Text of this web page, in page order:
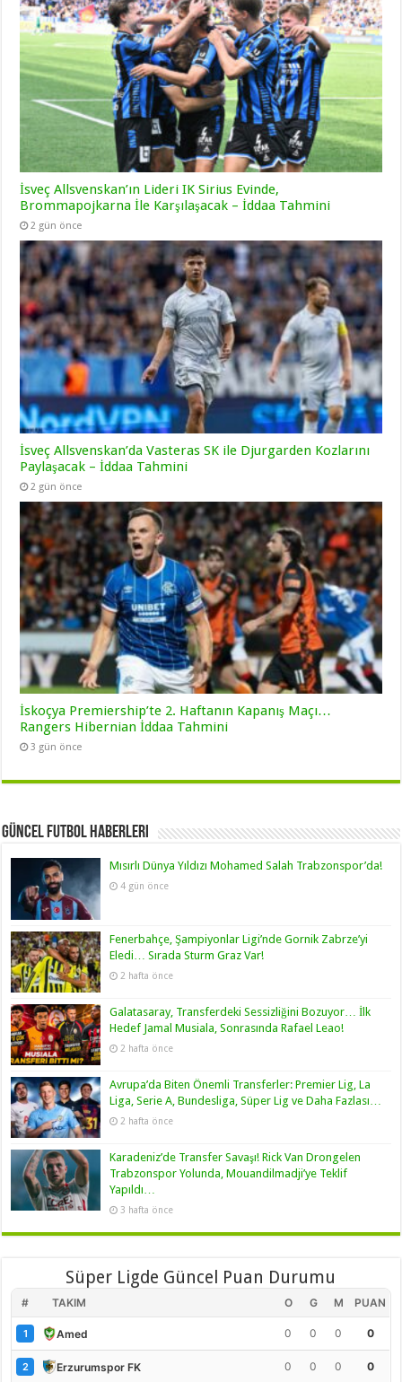
İsveç Allsvenskan’ın Lideri IK Sirius Evinde,
Brommapojkarna İle Karşılaşacak – İddaa Tahmini
2 gün önce
İsveç Allsvenskan’da Vasteras SK ile Djurgarden Kozlarını
Paylaşacak – İddaa Tahmini
2 gün önce
İskoçya Premiership’te 2. Haftanın Kapanış Maçı…
Rangers Hibernian İddaa Tahmini
3 gün önce
Güncel Futbol Haberleri
Mısırlı Dünya Yıldızı Mohamed Salah Trabzonspor’da!
4 gün önce
Fenerbahçe, Şampiyonlar Ligi’nde Gornik Zabrze’yi
Eledi… Sırada Sturm Graz Var!
2 hafta önce
Galatasaray, Transferdeki Sessizliğini Bozuyor… İlk
Hedef Jamal Musiala, Sonrasında Rafael Leao!
2 hafta önce
Avrupa’da Biten Önemli Transferler: Premier Lig, La
Liga, Serie A, Bundesliga, Süper Lig ve Daha Fazlası…
2 hafta önce
Karadeniz’de Transfer Savaşı! Rick Van Drongelen
Trabzonspor Yolunda, Mouandilmadji’ye Teklif
Yapıldı…
3 hafta önce
Süper Ligde Güncel Puan Durumu
# TAKIM O G M PUAN
1 Amed 0 0 0 0
2 Erzurumspor FK 0 0 0 0